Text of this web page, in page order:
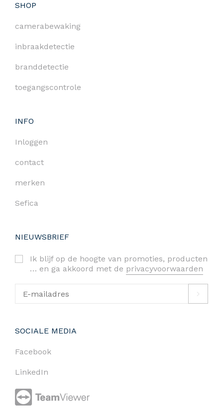
SHOP
camerabewaking
inbraakdetectie
branddetectie
toegangscontrole
INFO
Inloggen
contact
merken
Sefica
NIEUWSBRIEF
Ik blijf op de hoogte van promoties, producten
… en ga akkoord met de privacyvoorwaarden
SOCIALE MEDIA
Facebook
LinkedIn